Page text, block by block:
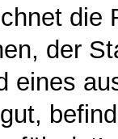
die
der
eines